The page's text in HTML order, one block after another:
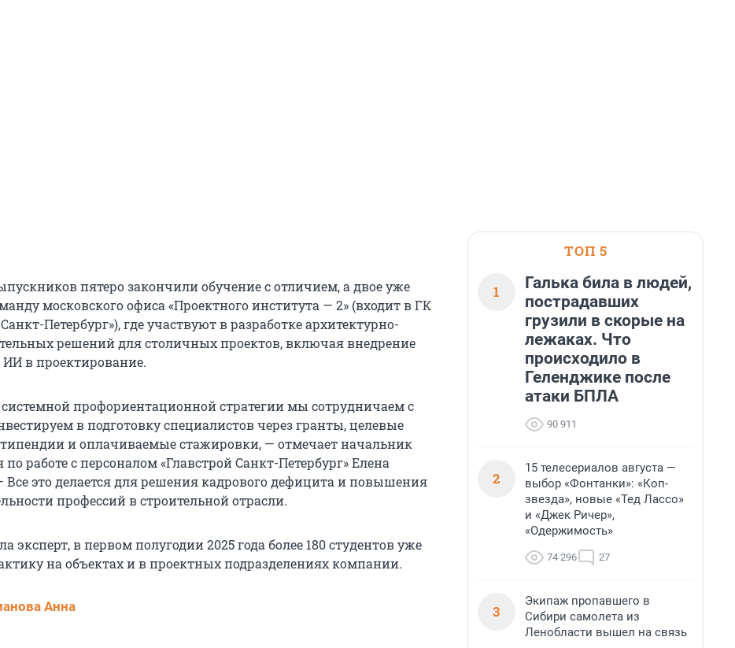
пятеро закончили обучение с отличием, а двое уже
московского офиса «Проектного института — 2» (входит в ГК
Петербург»), где участвуют в разработке архитектурно-
решений для столичных проектов, включая внедрение
ИИ в проектирование.
профориентационной стратегии мы сотрудничаем с
в подготовку специалистов через гранты, целевые
и оплачиваемые стажировки, — отмечает начальник
работе с персоналом «Главстрой Санкт-Петербург» Елена
Все это делается для решения кадрового дефицита и повышения
профессий в строительной отрасли.
эксперт, в первом полугодии 2025 года более 180 студентов уже
на объектах и в проектных подразделениях компании.
Анна
ТОП 5
1
Галька била в людей,
пострадавших
грузили в скорые на
лежаках. Что
происходило в
Геленджике после
атаки БПЛА
90 911
2
15 телесериалов августа —
выбор «Фонтанки»: «Коп-
звезда», новые «Тед Лассо»
и «Джек Ричер»,
«Одержимость»
74 296 27
3
Экипаж пропавшего в
Сибири самолета из
Ленобласти вышел на связь